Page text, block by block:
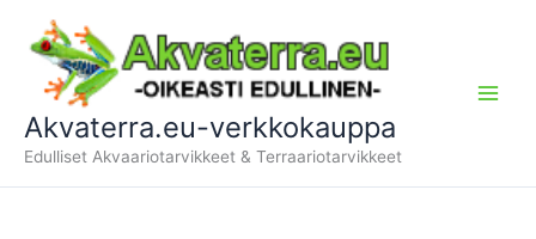
sisältöön
Akvaterra.eu-verkkokauppa
Edulliset Akvaariotarvikkeet & Terraariotarvikkeet